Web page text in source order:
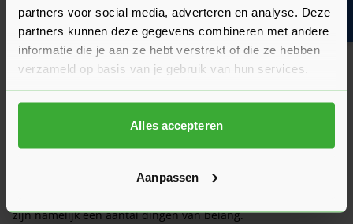
partners voor social media, adverteren en analyse. Deze
partners kunnen deze gegevens combineren met andere
informatie die je aan ze hebt verstrekt of die ze hebben
verzameld op basis van je gebruik van hun services.
Alles accepteren
Aanpassen
Heeft het zin om een offerte aan te vragen?
Wat is de actuele levertijd?
Verwerkingsadvies
Wij adviseren eerst om onsverwerkingsadvies
zijn namelijk een aantal dingen van belang.